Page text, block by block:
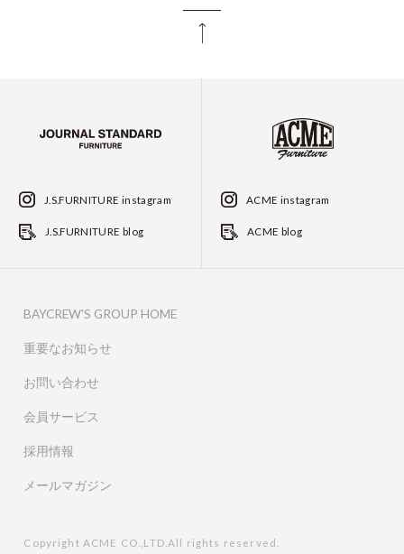
J.S.FURNITURE instagram
J.S.FURNITURE blog
ACME instagram
ACME blog
BAYCREW'S GROUP HOME
重要なお知らせ
お問い合わせ
会員サービス
採用情報
メールマガジン
Copyright ACME CO.,LTD.All rights reserved.